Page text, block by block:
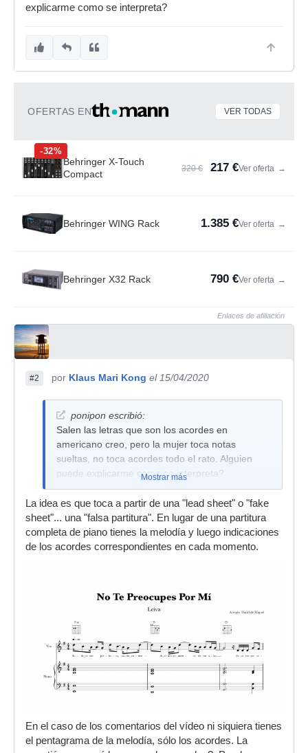
explicarme como se interpreta?
OFERTAS EN VER TODAS
-32%
Behringer X-Touch
Compact
320 € 217 €Ver oferta →
Behringer WING Rack 1.385 €Ver oferta →
Behringer X32 Rack 790 €Ver oferta →
Enlaces de afiliación
#2 por Klaus Mari Kong el 15/04/2020
ponipon escribió:
Salen las letras que son los acordes en
americano creo, pero la mujer toca notas
sueltas, no toca acordes todo el rato. Alguien
puede explicarme como se interpreta?
Mostrar más
La idea es que toca a partir de una "lead sheet" o "fake
sheet"... una "falsa partitura". En lugar de una partitura
completa de piano tienes la melodía y luego indicaciones
de los acordes correspondientes en cada momento.
En el caso de los comentarios del vídeo ni siquiera tienes
el pentagrama de la melodía, sólo los acordes. La